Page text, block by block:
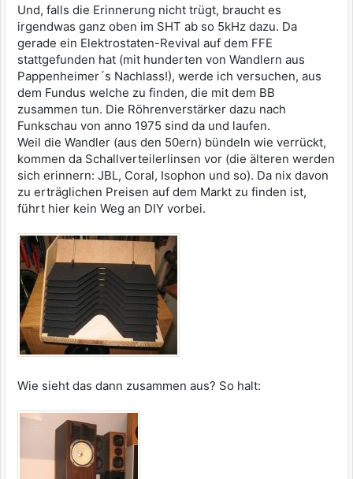
Und, falls die Erinnerung nicht trügt, braucht es
irgendwas ganz oben im SHT ab so 5kHz dazu. Da
gerade ein Elektrostaten-Revival auf dem FFE
stattgefunden hat (mit hunderten von Wandlern aus
Pappenheimer´s Nachlass!), werde ich versuchen, aus
dem Fundus welche zu finden, die mit dem BB
zusammen tun. Die Röhrenverstärker dazu nach
Funkschau von anno 1975 sind da und laufen.
Weil die Wandler (aus den 50ern) bündeln wie verrückt,
kommen da Schallverteilerlinsen vor (die älteren werden
sich erinnern: JBL, Coral, Isophon und so). Da nix davon
zu erträglichen Preisen auf dem Markt zu finden ist,
führt hier kein Weg an DIY vorbei.
Wie sieht das dann zusammen aus? So halt: